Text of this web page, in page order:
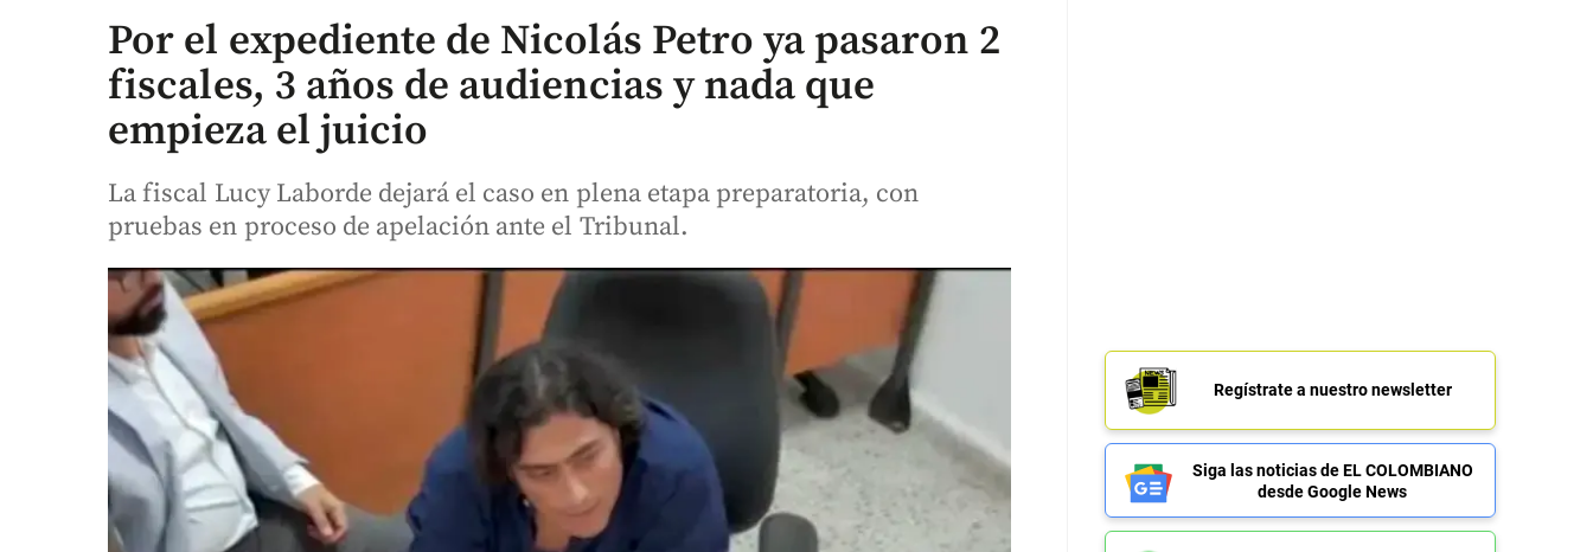
Por el expediente de Nicolás Petro ya pasaron 2
fiscales, 3 años de audiencias y nada que
empieza el juicio
La fiscal Lucy Laborde dejará el caso en plena etapa preparatoria, con
pruebas en proceso de apelación ante el Tribunal.
Regístrate a nuestro newsletter
Siga las noticias de EL COLOMBIANO
desde Google News